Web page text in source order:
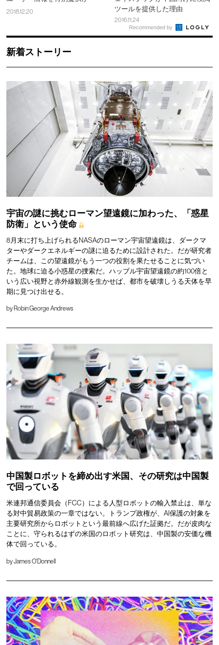
2018.12.20
ツールを提供した理由
2016.11.24
Recommended by
新着ストーリー
宇宙の謎に挑むローマン望遠鏡に加わった、「惑星
防衛」という使命
8月末に打ち上げられるNASAのローマン宇宙望遠鏡は、ダークマ
ターやダークエネルギーの謎に迫るために設計された。だが研究者
チームは、この望遠鏡がもう一つの役割を果たせることに気づい
た。地球に迫る小惑星の捜索だ。ハッブル宇宙望遠鏡の約100倍と
いう広い視野と赤外線観測を生かせば、都市を破壊しうる天体を早
期に見つけ出せる。
by Robin George Andrews
中国製ロボットを締め出す米国、その研究は中国製
で回っている
米連邦通信委員会（FCC）による人型ロボットの輸入禁止は、単な
る対中貿易政策の一章ではない。トランプ政権が、AI保護の対象を
主要研究所からロボットという最前線へ広げた証拠だ。だが皮肉な
ことに、守られるはずの米国のロボット研究は、中国製の安価な機
体で回っている。
byJames O'Donnell